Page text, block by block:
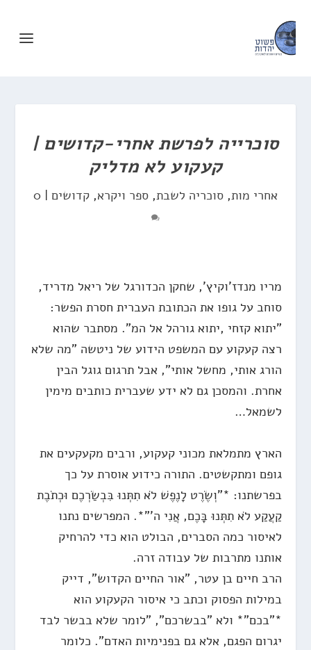
סוכרייה לפרשת אחרי-קדושים |
קעקוע לא מדליק
אחרי מות, סוכריה לשבת, ספר ויקרא, קדושים |
0
מריו מנדז'וקיץ', שחקן הכדורגל של ריאל מדריד,
סוחב על גופו את הכתובת העברית חסרת הפשר:
"יתוא קזחי ,יתוא גורהל אל המ". מסתבר שהוא
רצה קעקוע עם המשפט הידוע של ניטשה "מה שלא
הורג אותי, מחשל אותי", אבל תרגום גוגל הבין
אחרת. והמסכן גם לא ידע שעברית כותבים מימין
לשמאל…
הארץ מתמלאת מכוני קעקוע, ורבים מקעקעים את
גופם ומתקשטים. התורה כידוע אוסרת על כך
בפרשתנו: *"וְשֶׂרֶט לָנֶפֶשׁ לֹא תִתְּנוּ בִּבְשַׂרְכֶם וּכְתֹבֶת
קַעֲקַע לֹא תִתְּנוּ בָּכֶם, אֲנִי ה'"*. המפרשים נתנו
לאיסור כמה הסברים, הבולט הוא כדי להרחיק
אותנו מתרבות של עבודה זרה.
הרב חיים בן עטר, "אור החיים הקדוש", דייק
במילות הפסוק וכתב כי איסור הקעקוע הוא
*"בכם"* ולא "בבשרכם", "לומר שלא בבשר לבד
יגרום הפגם, אלא גם בפנימיות האדם". כלומר